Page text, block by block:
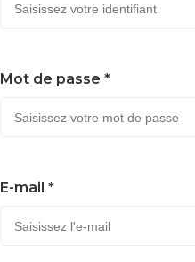
Mot de passe *
E-mail *